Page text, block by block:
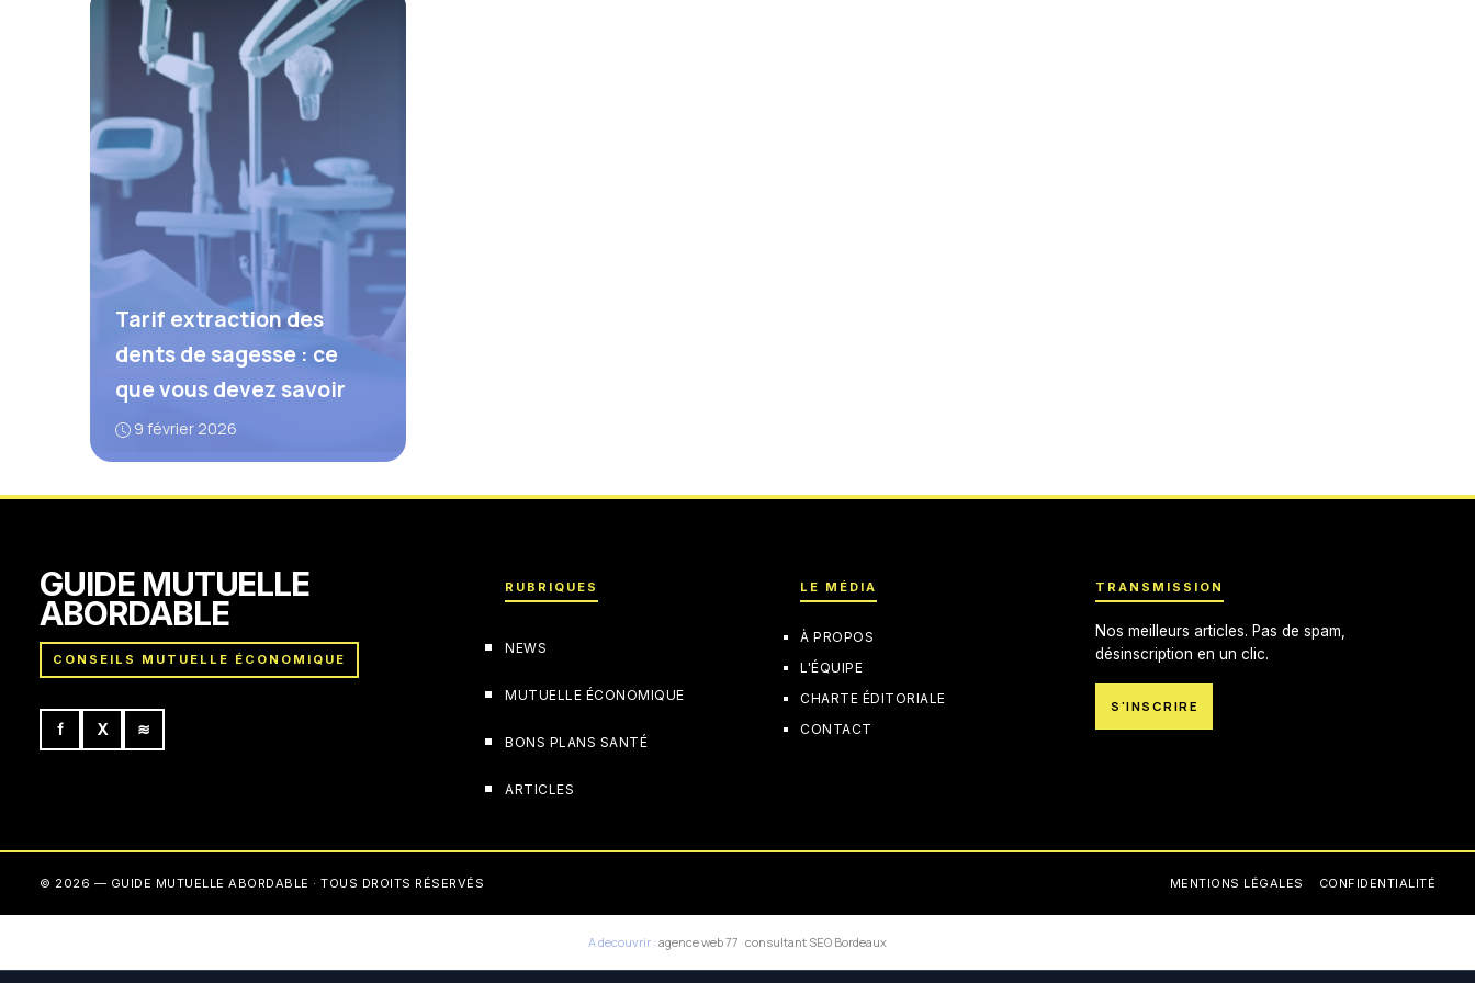
Tarif extraction des
dents de sagesse : ce
que vous devez savoir
9 février 2026
GUIDE MUTUELLE
ABORDABLE
CONSEILS MUTUELLE ÉCONOMIQUE
f X ≋
RUBRIQUES
NEWS
MUTUELLE ÉCONOMIQUE
BONS PLANS SANTÉ
ARTICLES
LE MÉDIA
À PROPOS
L'ÉQUIPE
CHARTE ÉDITORIALE
CONTACT
TRANSMISSION
Nos meilleurs articles. Pas de spam,
désinscription en un clic.
S'INSCRIRE
© 2026 — GUIDE MUTUELLE ABORDABLE · TOUS DROITS RÉSERVÉS MENTIONS LÉGALES CONFIDENTIALITÉ
A decouvrir : agence web 77 ·consultant SEO Bordeaux